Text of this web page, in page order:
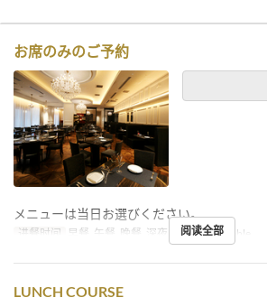
お席のみのご予約
メニューは当日お選びください。
进餐时间 早餐, 午餐, 晚餐, 深夜 座位类别 Table
阅读全部
LUNCH COURSE